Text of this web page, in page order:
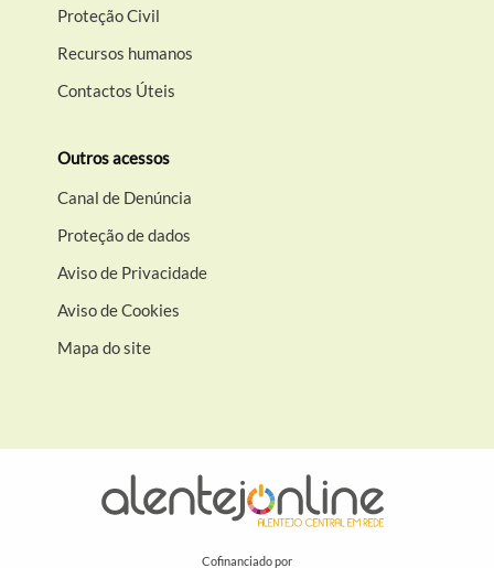
Proteção Civil
Recursos humanos
Contactos Úteis
Outros acessos
Canal de Denúncia
Proteção de dados
Aviso de Privacidade
Aviso de Cookies
Mapa do site
Cofinanciado por